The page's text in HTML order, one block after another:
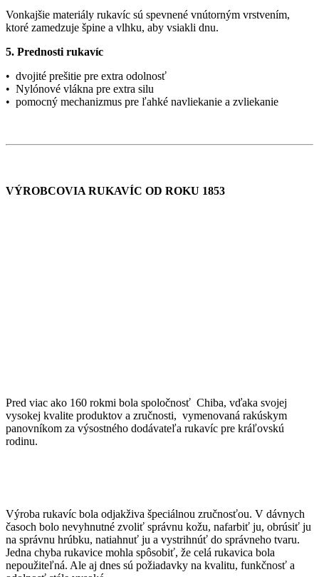
Vonkajšie materiály rukavíc sú spevnené vnútorným vrstvením,
ktoré zamedzuje špine a vlhku, aby vsiakli dnu.
5. Prednosti rukavíc
• dvojité prešitie pre extra odolnosť
• Nylónové vlákna pre extra silu
• pomocný mechanizmus pre ľahké navliekanie a zvliekanie
VÝROBCOVIA RUKAVÍC OD ROKU 1853
Pred viac ako 160 rokmi bola spoločnosť Chiba, vďaka svojej
vysokej kvalite produktov a zručnosti, vymenovaná rakúskym
panovníkom za výsostného dodávateľa rukavíc pre kráľovskú
rodinu.
Výroba rukavíc bola odjakživa špeciálnou zručnosťou. V dávnych
časoch bolo nevyhnutné zvoliť správnu kožu, nafarbiť ju, obrúsiť ju
na správnu hrúbku, natiahnuť ju a vystrihnúť do správneho tvaru.
Jedna chyba rukavice mohla spôsobiť, že celá rukavica bola
nepoužiteľná. Ale aj dnes sú požiadavky na kvalitu, funkčnosť a